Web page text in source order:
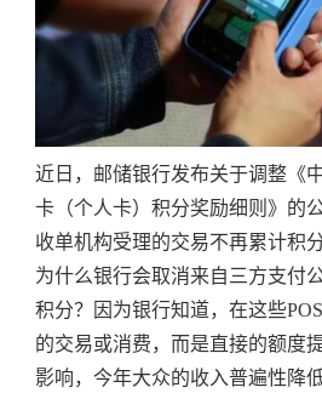
近日，邮储银行发布关于调整《
卡（个人卡）积分奖励细则》的
收单机构受理的交易不再累计积分
为什么银行会取消来自三方支付
积分？因为银行知道，在这些
的交易或消费，而是直接的额度
影响，今年大众的收入普遍性降